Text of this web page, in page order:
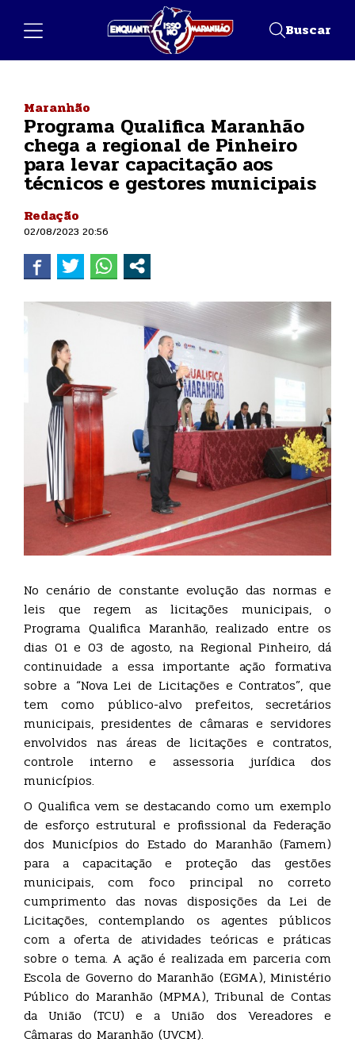
Buscar
Maranhão
Programa Qualifica Maranhão
chega a regional de Pinheiro
para levar capacitação aos
técnicos e gestores municipais
Redação
02/08/2023 20:56
No cenário de constante evolução das normas e
leis que regem as licitações municipais, o
Programa Qualifica Maranhão, realizado entre os
dias 01 e 03 de agosto, na Regional Pinheiro, dá
continuidade a essa importante ação formativa
sobre a “Nova Lei de Licitações e Contratos”, que
tem como público-alvo prefeitos, secretários
municipais, presidentes de câmaras e servidores
envolvidos nas áreas de licitações e contratos,
controle interno e assessoria jurídica dos
municípios.
O Qualifica vem se destacando como um exemplo
de esforço estrutural e profissional da Federação
dos Municípios do Estado do Maranhão (Famem)
para a capacitação e proteção das gestões
municipais, com foco principal no correto
cumprimento das novas disposições da Lei de
Licitações, contemplando os agentes públicos
com a oferta de atividades teóricas e práticas
sobre o tema. A ação é realizada em parceria com
Escola de Governo do Maranhão (EGMA), Ministério
Público do Maranhão (MPMA), Tribunal de Contas
da União (TCU) e a União dos Vereadores e
Câmaras do Maranhão (UVCM).